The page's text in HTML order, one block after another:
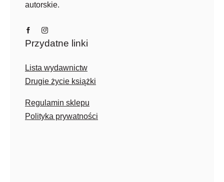
autorskie.
Przydatne linki
Lista wydawnictw
Drugie życie książki
Regulamin sklepu
Polityka prywatności